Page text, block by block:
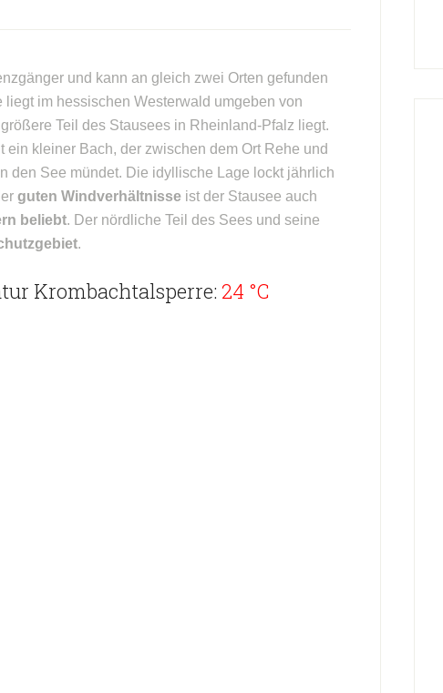
und kann an gleich zwei Orten gefunden
im hessischen Westerwald umgeben von
Teil des Stausees in Rheinland-Pfalz liegt.
kleiner Bach, der zwischen dem Ort Rehe und
den See mündet. Die idyllische Lage lockt jährlich
guten Windverhältnisse ist der Stausee auch
beliebt. Der nördliche Teil des Sees und seine
.
Krombachtalsperre: 24 °C